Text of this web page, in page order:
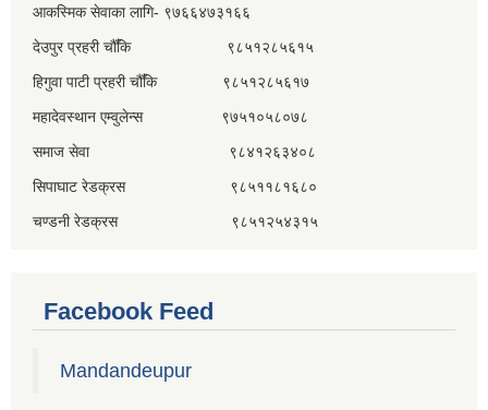
आकस्मिक सेवाका लागि- ९७६६४७३१६६
देउपुर प्रहरी चौँकि ९८५१२८५६१५
हिगुवा पाटी प्रहरी चौँकि ९८५१२८५६१७
महादेवस्थान एम्वुलेन्स ९७५१०५८०७८
समाज सेवा ९८४१२६३४०८
सिपाघाट रेडक्रस ९८५११८१६८०
चण्डनी रेडक्रस ९८५१२५४३१५
Facebook Feed
Mandandeupur